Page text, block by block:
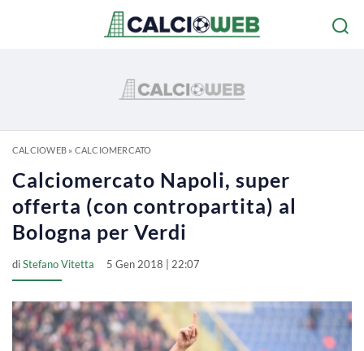
CALCIOWEB» CALCIOMERCATO
Calciomercato Napoli, super
offerta (con contropartita) al
Bologna per Verdi
diStefano Vitetta 5 Gen 2018 | 22:07